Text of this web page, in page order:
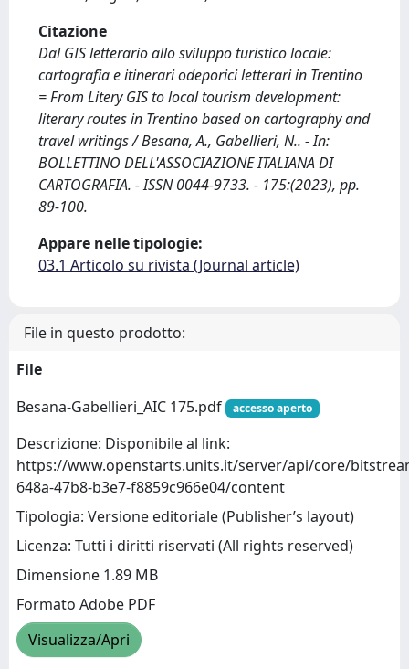
Citazione
Dal GIS letterario allo sviluppo turistico locale:
cartografia e itinerari odeporici letterari in Trentino
= From Litery GIS to local tourism development:
literary routes in Trentino based on cartography and
travel writings / Besana, A., Gabellieri, N.. - In:
BOLLETTINO DELL'ASSOCIAZIONE ITALIANA DI
CARTOGRAFIA. - ISSN 0044-9733. - 175:(2023), pp.
89-100.
Appare nelle tipologie:
03.1 Articolo su rivista (Journal article)
File in questo prodotto:
File
Besana-Gabellieri_AIC 175.pdf
accesso aperto
Descrizione: Disponibile al link:
https://www.openstarts.units.it/server/api/core/
648a-47b8-b3e7-f8859c966e04/content
Tipologia: Versione editoriale (Publisher’s layout)
Licenza: Tutti i diritti riservati (All rights reserved)
Dimensione 1.89 MB
Formato Adobe PDF
Visualizza/Apri